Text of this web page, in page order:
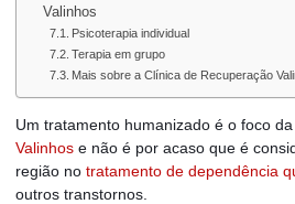
Valinhos
Psicoterapia individual
Terapia em grupo
Mais sobre a Clínica de Recuperação
Um tratamento humanizado é o foco da
Valinhos e não é por acaso que é
região no tratamento de dependência
outros transtornos.